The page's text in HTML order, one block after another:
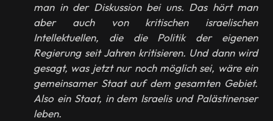
man in der Diskussion bei uns. Das hört man
aber auch von kritischen israelischen
Intellektuellen, die die Politik der eigenen
Regierung seit Jahren kritisieren. Und dann wird
gesagt, was jetzt nur noch möglich sei, wäre ein
gemeinsamer Staat auf dem gesamten Gebiet.
Also ein Staat, in dem Israelis und Palästinenser
leben.